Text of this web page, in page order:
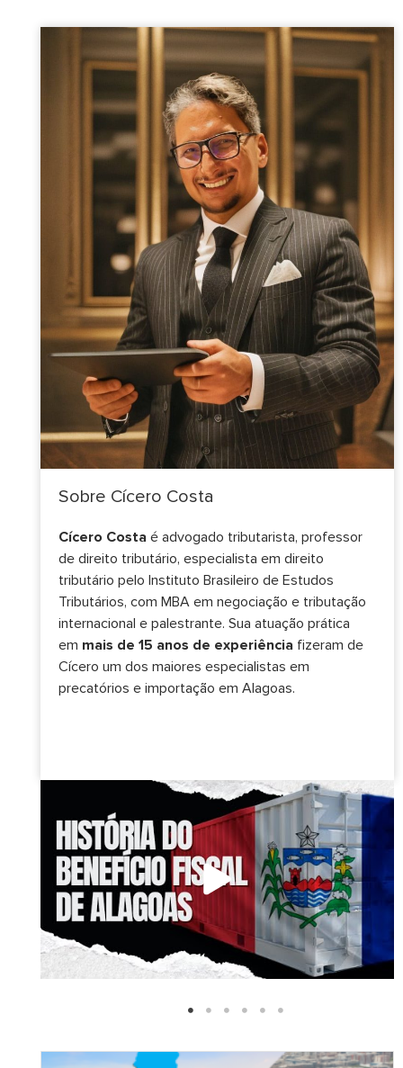
Sobre Cícero Costa
Cícero Costa é advogado tributarista, professor
de direito tributário, especialista em direito
tributário pelo Instituto Brasileiro de Estudos
Tributários, com MBA em negociação e tributação
internacional e palestrante. Sua atuação prática
em mais de 15 anos de experiência fizeram de
Cícero um dos maiores especialistas em
precatórios e importação em Alagoas.